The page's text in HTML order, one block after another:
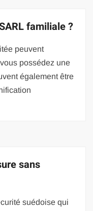
familiale ?
peuvent
possédez une
également être
sans
suédoise qui